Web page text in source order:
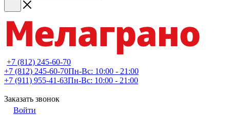
+7 (812) 245-60-70
+7 (812) 245-60-70Пн-Вс: 10:00 - 21:00
+7 (911) 955-41-63Пн-Вс: 10:00 - 21:00
Заказать звонок
Войти